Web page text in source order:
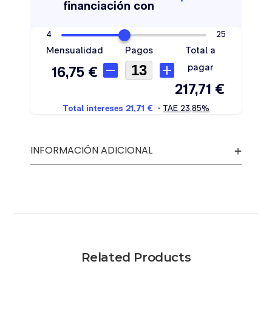
INFORMACIÓN ADICIONAL
Related Products